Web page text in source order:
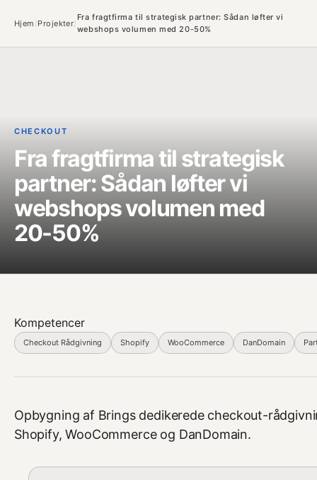
Hjem /Projekter/
Fra fragtfirma til strategisk partner: Sådan løfter vi
webshops volumen med 20-50%
CHECKOUT
Fra fragtfirma til strategisk
partner: Sådan løfter vi
webshops volumen med
20-50%
Kompetencer
Checkout Rådgivning Shopify WooCommerce DanDomain
Opbygning af Brings dedikerede checkout-
Shopify, WooCommerce og DanDomain.